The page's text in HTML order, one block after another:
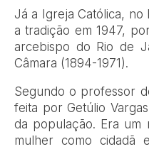
Já a Igreja Católica,
a tradição em 1947,
arcebispo do Rio de
Câmara (1894-1971).
Segundo o professor
feita por Getúlio
da população. Era um
mulher como cidadã